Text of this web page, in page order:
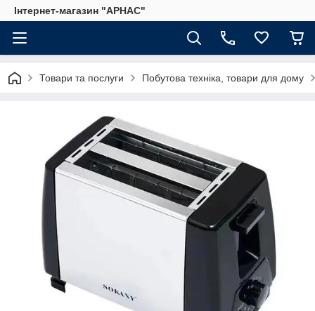
Інтернет-магазин "АРНАС"
Товари та послуги Побутова техніка, товари для дому